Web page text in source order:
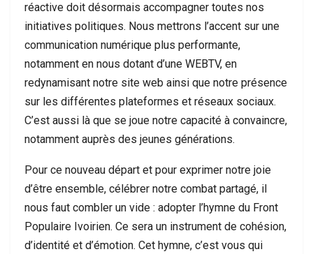
réactive doit désormais accompagner toutes nos
initiatives politiques. Nous mettrons l’accent sur une
communication numérique plus performante,
notamment en nous dotant d’une WEBTV, en
redynamisant notre site web ainsi que notre présence
sur les différentes plateformes et réseaux sociaux.
C’est aussi là que se joue notre capacité à convaincre,
notamment auprès des jeunes générations.
Pour ce nouveau départ et pour exprimer notre joie
d’être ensemble, célébrer notre combat partagé, il
nous faut combler un vide : adopter l’hymne du Front
Populaire Ivoirien. Ce sera un instrument de cohésion,
d’identité et d’émotion. Cet hymne, c’est vous qui